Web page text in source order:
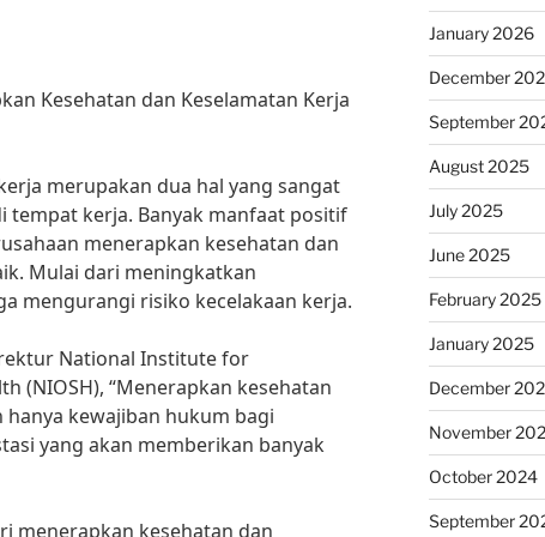
Kesehatan dan Keselamatan Kerja
merupakan dua hal yang sangat
kerja. Banyak manfaat positif
menerapkan kesehatan dan
Mulai dari meningkatkan
mengurangi risiko kecelakaan kerja.
National Institute for
(NIOSH), “Menerapkan kesehatan
kewajiban hukum bagi
yang akan memberikan banyak
menerapkan kesehatan dan
January 2026
December
September
August 2025
July 2025
June 2025
February 2025
January 2025
December
November
October 2024
September